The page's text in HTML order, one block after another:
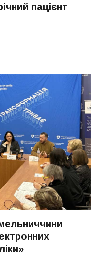
пацієнт